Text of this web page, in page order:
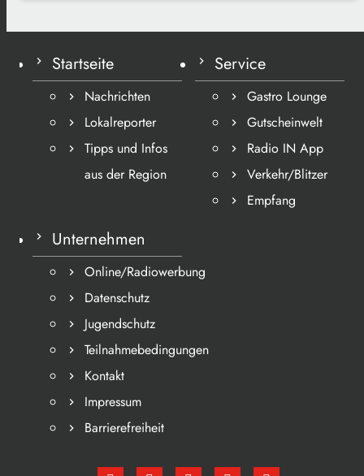
Startseite
Nachrichten
Lokalreporter
Tipps und Infos
aus der Region
Service
Gastro Lounge
Gutscheinwelt
Radio IN App
Verkehr/Blitzer
Empfang
Unternehmen
Online/Radiowerbung
Datenschutz
Jugendschutz
Teilnahmebedingungen
Kontakt
Impressum
Barrierefreiheit